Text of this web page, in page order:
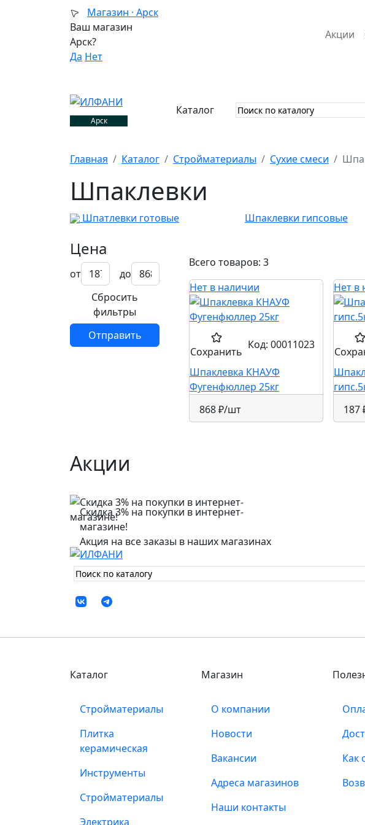
Магазин · Арск
Ваш магазин
Арск?
Да Нет
Акции
Арск
Каталог
Главная Каталог Стройматериалы Сухие смеси
Шпаклевки
Шпатлевки готовые Шпаклевки гипсовые
Цена
от
до
Сбросить
фильтры
Отправить
Всего товаров: 3
Нет в наличии
Сохранить
Код: 00011023
Шпаклевка КНАУФ
Фугенфюллер 25кг
868 ₽/шт
Нет в
187
Акции
Скидка 3% на покупки в интернет-
магазине!
Акция на все заказы в наших магазинах
Каталог
Стройматериалы
Плитка
керамическая
Инструменты
Стройматериалы
Электрика
Магазин
О компании
Новости
Вакансии
Адреса магазинов
Наши контакты
Как